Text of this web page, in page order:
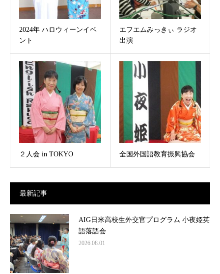
2024年 ハロウィーンイベ
ント
エフエムみっきぃ ラジオ
出演
２人会 in TOKYO 全国外国語教育振興協会
最新記事
AIG日米高校生外交官プログラム 小夜姫英
語落語会
2026.08.01